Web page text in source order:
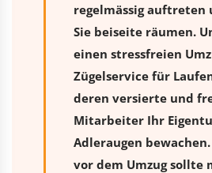
regelmässig
Sie beiseite räumen.
einen stressfreien
Zügelservice für
deren versierte und
Mitarbeiter Ihr
Adleraugen
vor dem Umzug sollte